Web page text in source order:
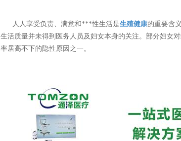
人人享受负责、满意和***性生活是生殖健康的重要含
生活质量并未得到医务人员及妇女本身的关注。部分妇女
率居高不下的隐性原因之一。